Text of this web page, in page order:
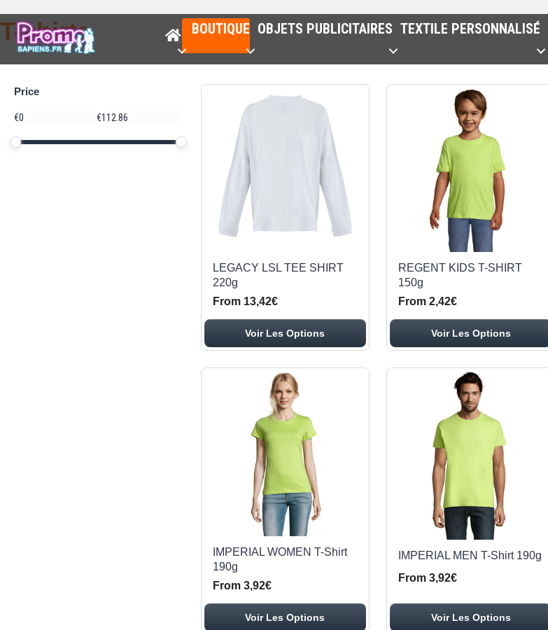
BOUTIQUE OBJETS PUBLICITAIRES TEXTILE PERSONNALISÉ
T-shirts
Price
Price
€ €
Price range in €
LEGACY LSL TEE SHIRT
220g
From 13,42€
Voir Les Options
REGENT KIDS T-SHIRT
150g
From 2,42€
Voir Les Options
IMPERIAL WOMEN T-Shirt
190g
From 3,92€
Voir Les Options
IMPERIAL MEN T-Shirt 190g
From 3,92€
Voir Les Options